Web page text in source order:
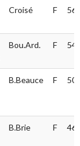
Croisé F
Bou.Ard. F
B.Beauce F
B.Brie F